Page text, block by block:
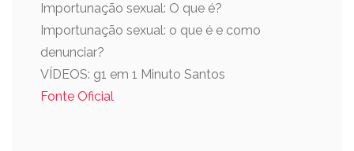
Importunação sexual: O que é?
Importunação sexual: o que é e como
denunciar?
VÍDEOS: g1 em 1 Minuto Santos
Fonte Oficial